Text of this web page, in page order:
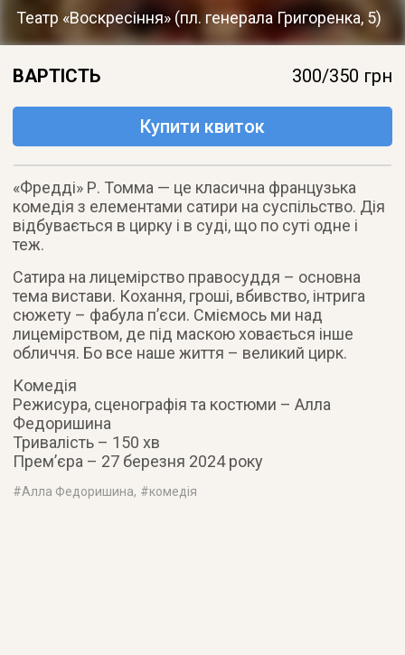
Театр «Воскресіння» (пл. генерала Григоренка, 5)
ВАРТІСТЬ 300/350 грн
Купити квиток
«Фредді» Р. Томма — це класична французька
комедія з елементами сатири на суспільство. Дія
відбувається в цирку і в суді, що по суті одне і
теж.
Сатира на лицемірство правосуддя – основна
тема вистави. Кохання, гроші, вбивство, інтрига
сюжету – фабула п’єси. Сміємось ми над
лицемірством, де під маскою ховається інше
обличчя. Бо все наше життя – великий цирк.
Комедія
Режисура, сценографія та костюми – Алла
Федоришина
Тривалість – 150 хв
Прем’єра – 27 березня 2024 року
#Алла Федоришина, #комедія